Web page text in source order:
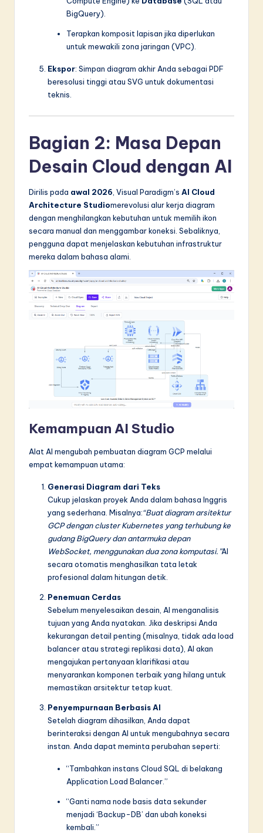
BigQuery).
Terapkan komposit lapisan jika diperlukan
untuk mewakili zona jaringan (VPC).
Ekspor: Simpan diagram akhir Anda sebagai PDF
beresolusi tinggi atau SVG untuk dokumentasi
teknis.
Bagian 2: Masa Depan
Desain Cloud dengan AI
Dirilis pada awal 2026 , Visual Paradigm’s AI Cloud
Architecture Studiomerevolusi alur kerja diagram
dengan menghilangkan kebutuhan untuk memilih ikon
secara manual dan menggambar koneksi. Sebaliknya,
pengguna dapat menjelaskan kebutuhan infrastruktur
mereka dalam bahasa alami.
Kemampuan AI Studio
Alat AI mengubah pembuatan diagram GCP melalui
empat kemampuan utama:
Generasi Diagram dari Teks
Cukup jelaskan proyek Anda dalam bahasa Inggris
yang sederhana. Misalnya:“Buat diagram arsitektur
GCP dengan cluster Kubernetes yang terhubung ke
gudang BigQuery dan antarmuka depan
WebSocket, menggunakan dua zona komputasi.”AI
secara otomatis menghasilkan tata letak
profesional dalam hitungan detik.
Penemuan Cerdas
Sebelum menyelesaikan desain, AI menganalisis
tujuan yang Anda nyatakan. Jika deskripsi Anda
kekurangan detail penting (misalnya, tidak ada load
balancer atau strategi replikasi data), AI akan
mengajukan pertanyaan klarifikasi atau
menyarankan komponen terbaik yang hilang untuk
memastikan arsitektur tetap kuat.
Penyempurnaan Berbasis AI
Setelah diagram dihasilkan, Anda dapat
berinteraksi dengan AI untuk mengubahnya secara
instan. Anda dapat meminta perubahan seperti:
“Tambahkan instans Cloud SQL di belakang
Application Load Balancer.”
“Ganti nama node basis data sekunder
menjadi ‘Backup-DB’ dan ubah koneksi
kembali.”